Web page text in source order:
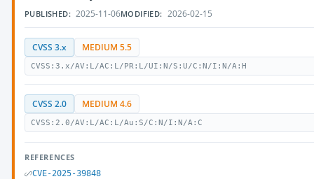
PUBLISHED: 2025-11-06MODIFIED: 2026-02-15
CVSS 3.x MEDIUM 5.5
CVSS:3.x/AV:L/AC:L/PR:L/UI:N/S:U/C:N/I:N/A:H
CVSS 2.0 MEDIUM 4.6
CVSS:2.0/AV:L/AC:L/Au:S/C:N/I:N/A:C
REFERENCES
CVE-2025-39848